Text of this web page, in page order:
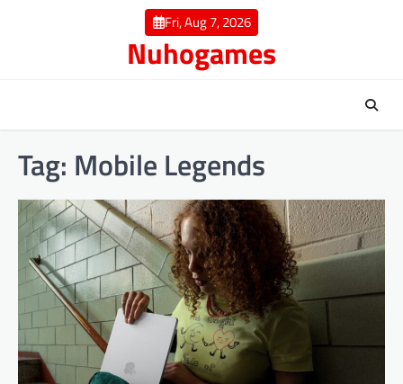
Fri, Aug 7, 2026
Nuhogames
Tag: Mobile Legends